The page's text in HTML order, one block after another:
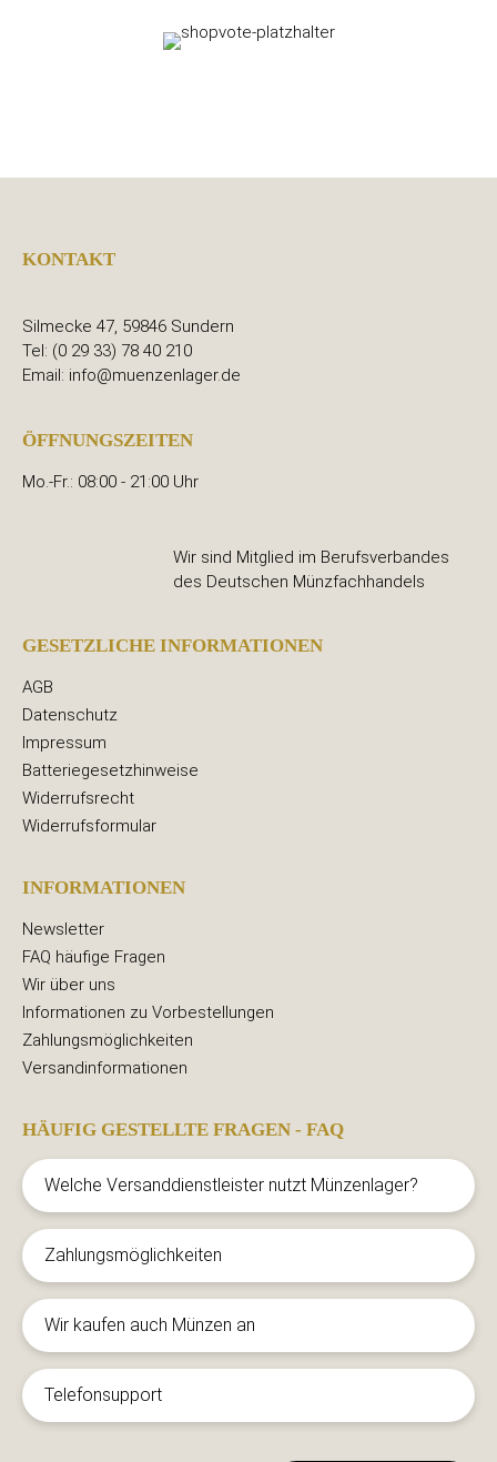
KONTAKT
Silmecke 47, 59846 Sundern
Tel: (0 29 33) 78 40 210
Email: info@muenzenlager.de
ÖFFNUNGSZEITEN
Mo.-Fr.: 08:00 - 21:00 Uhr
Wir sind Mitglied im Berufsverbandes
des Deutschen Münzfachhandels
GESETZLICHE INFORMATIONEN
AGB
Datenschutz
Impressum
Batteriegesetzhinweise
Widerrufsrecht
Widerrufsformular
INFORMATIONEN
Newsletter
FAQ häufige Fragen
Wir über uns
Informationen zu Vorbestellungen
Zahlungsmöglichkeiten
Versandinformationen
HÄUFIG GESTELLTE FRAGEN - FAQ
Welche Versanddienstleister nutzt Münzenlager?
Zahlungsmöglichkeiten
Wir kaufen auch Münzen an
Telefonsupport